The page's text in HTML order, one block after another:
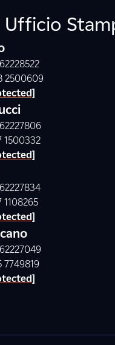
2500609
1500332
1108265
7749819